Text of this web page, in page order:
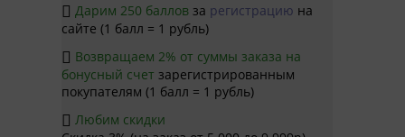
 Дарим 250 баллов за регистрацию на
сайте (1 балл = 1 рубль)
 Возвращаем 2% от суммы заказа на
бонусный счет зарегистрированным
покупателям (1 балл = 1 рубль)
 Любим скидки